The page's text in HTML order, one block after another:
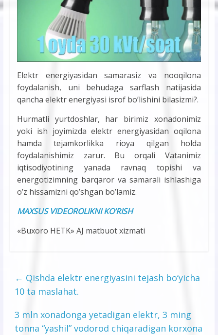
Elektr energiyasidan samarasiz va nooqilona
foydalanish, uni behudaga sarflash natijasida
qancha elektr energiyasi isrof bo’lishini bilasizmi?.
Hurmatli yurtdoshlar, har birimiz xonadonimiz
yoki ish joyimizda elektr energiyasidan oqilona
hamda tejamkorlikka rioya qilgan holda
foydalanishimiz zarur. Bu orqali Vatanimiz
iqtisodiyotining yanada ravnaq topishi va
energotizimning barqaror va samarali ishlashiga
o’z hissamizni qo’shgan bo’lamiz.
MAXSUS VIDEOROLIKNI KO’RISH
«Buxoro HETK» AJ matbuot xizmati
← Qishda elektr energiyasini tejash bo‘yicha
10 ta maslahat.
3 mln xonadonga yetadigan elektr, 3 ming
tonna “yashil” vodorod chiqaradigan korxona